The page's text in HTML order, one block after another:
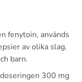
fenytoin, används
av olika slag.
barn.
300 mg